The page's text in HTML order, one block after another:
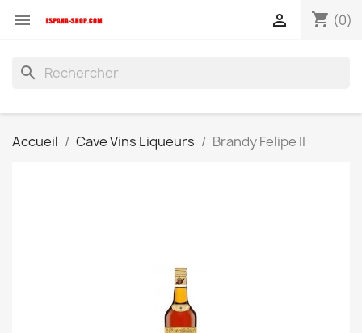
 shopping_cart (0)

search
Accueil Cave Vins Liqueurs Brandy Felipe II